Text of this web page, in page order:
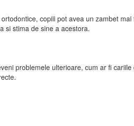
copiii pot avea un zambet mai
si stima de sine a acestora.
problemele ulterioare, cum ar fi